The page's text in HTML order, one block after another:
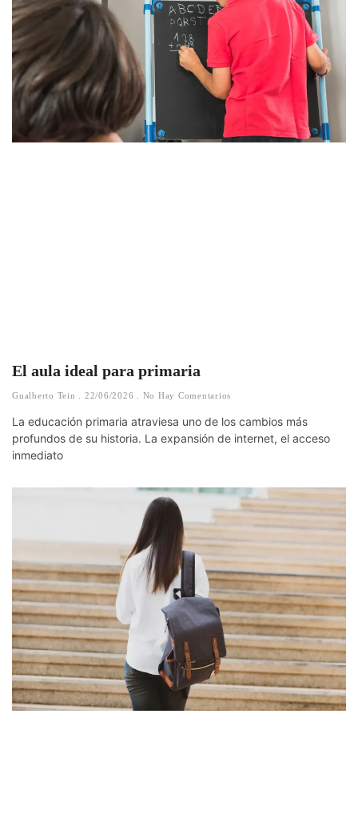
El aula ideal para primaria
Gualberto Tein 22/06/2026 No Hay Comentarios
La educación primaria atraviesa uno de los cambios más
profundos de su historia. La expansión de internet, el acceso
inmediato